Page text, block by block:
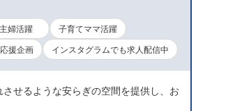
主婦活躍
子育てママ活躍
援企画 インスタグラムでも求人配信中
せるような安らぎの空間を提供し、お